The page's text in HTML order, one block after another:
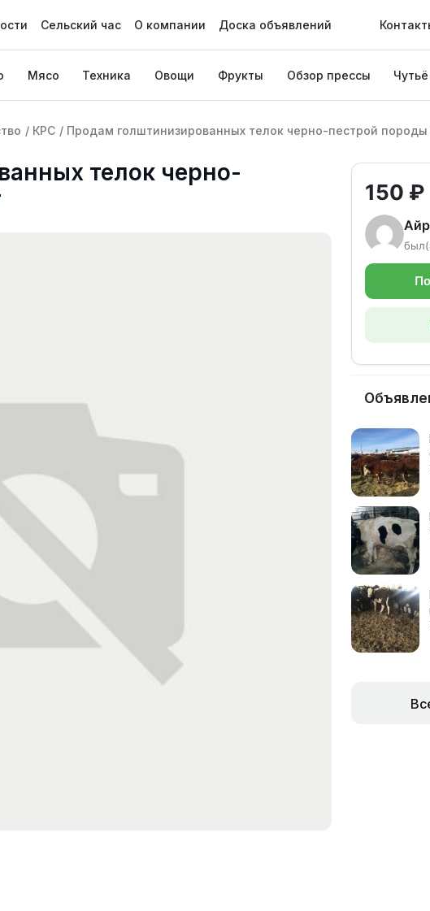
Сельский час О компании Доска объявлений
Мясо Техника Овощи Фрукты Обзор прессы
/ КРС / Продам голштинизированных телок черно-пестрой породы
телок черно-
150 ₽